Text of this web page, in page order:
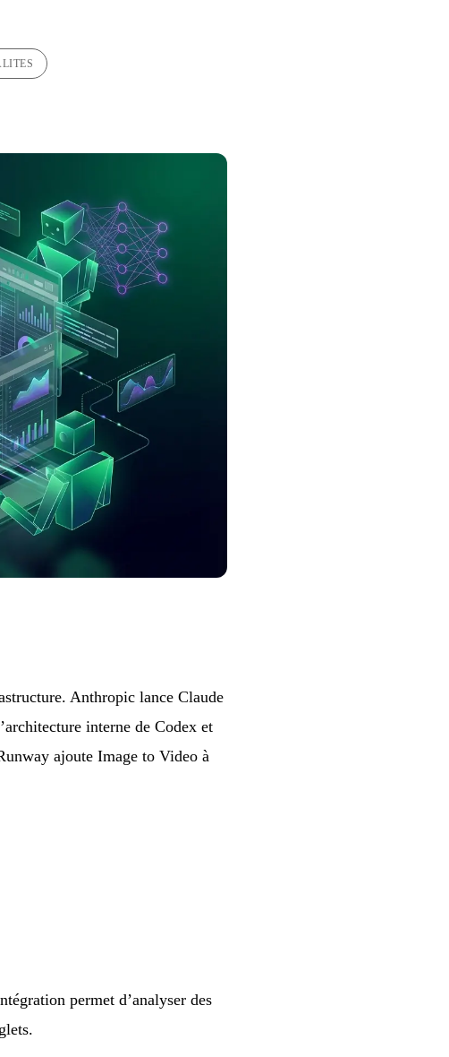
Anthropic lance Claude
interne de Codex et
ajoute Image to Video à
permet d’analyser des